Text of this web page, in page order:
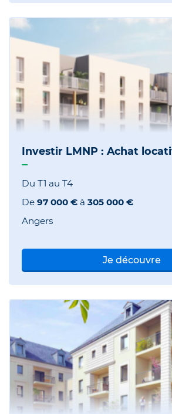
Investir LMNP : Achat
Du T1 au T4
De 97 000 € à 305 000 €
Angers
Je découvre